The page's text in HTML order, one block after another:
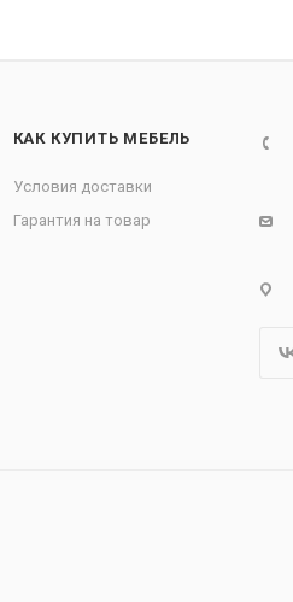
КАК КУПИТЬ МЕБЕЛЬ
Условия доставки
Гарантия на товар